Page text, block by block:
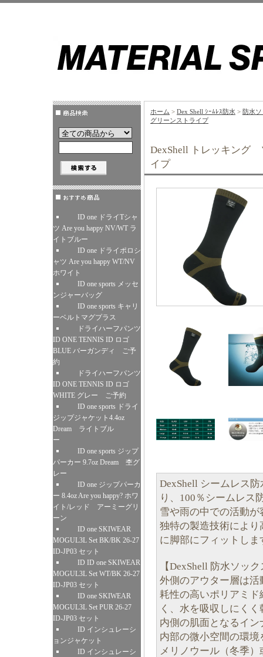
ID one ドライTシャ
ツ Are you happy NV/WT ラ
イトブルー
ID one ドライポロシ
ャツ Are you happy WT/NV
ホワイト
ID one sports メッセ
ンジャーバッグ
ID one sports キャリ
ーベルトマグプラス
ドライハーフパンツ
ID ONE TENNIS ID ロゴ
BLUE バーガンディ ご予
約
ドライハーフパンツ
ID ONE TENNIS ID ロゴ
WHITE グレー ご予約
ID one sports ドライ
ジップジャケット4.4oz
Dream ライトブル
ー
ID one sports ジップ
パーカー 9.7oz Dream 杢グ
レー
ID one ジップパーカ
ー 8.4oz Are you happy? ホワ
イト/レッド アーミーグリ
ーン
ID one SKIWEAR
MOGUL3L Set BK/BK 26-27
ID-JP03 セット
ID ID one SKIWEAR
MOGUL3L Set WT/BK 26-27
ID-JP03 セット
ID one SKIWEAR
MOGUL3L Set PUR 26-27
ID-JP03 セット
ID インシュレーシ
ョンジャケット
ID インシュレーシ
ホーム > Dex Shell ｼｰﾑﾚｽ防水 > 防水
グリーンストライプ
DexShell トレッキング
イプ
DexShell シームレス
り、100％シームレス
雪や雨の中での活動
独特の製造技術によ
に脚部にフィットしま
【DexShell 防水ソッ
外側のアウター層は
耗性の高いポリアミ
く、水を吸収しにく
内側の肌面となるイ
内部の微小空間の環
メリノウール（冬季